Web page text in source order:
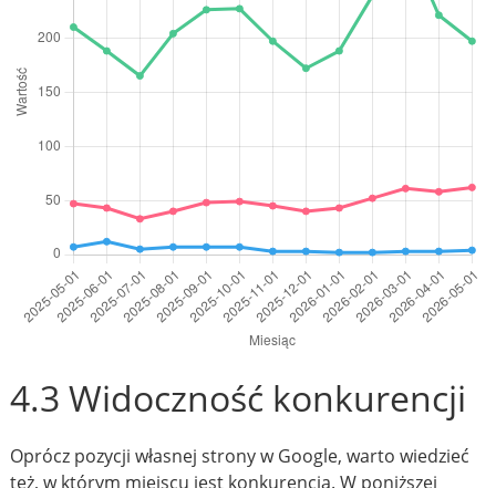
4.3 Widoczność konkurencji
Oprócz pozycji własnej strony w Google, warto wiedzieć
też, w którym miejscu jest konkurencja. W poniższej